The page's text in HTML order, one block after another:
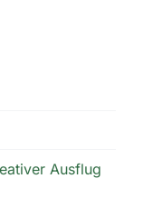
Ausflug